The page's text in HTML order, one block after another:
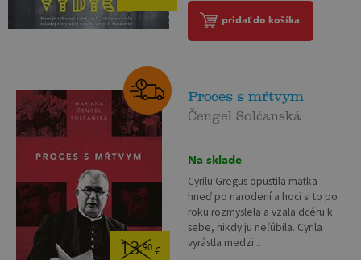
pridať do košíka
13,90 €
Proces s mŕtvym
Čengel Solčanská
Na sklade
Cyrilu Gregus opustila matka
hneď po narodení a hoci si to po
roku rozmyslela a vzala dcéru k
sebe, nikdy ju neľúbila. Cyrila
vyrástla medzi...